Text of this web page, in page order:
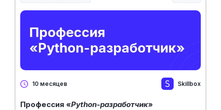
10 месяцев Skillbox
Профессия «Python-разработчик»